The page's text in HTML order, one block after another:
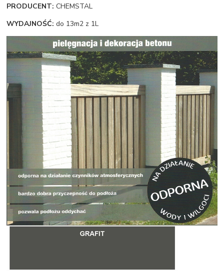
PRODUCENT: CHEMSTAL
WYDAJNOŚĆ: do 13m2 z 1L